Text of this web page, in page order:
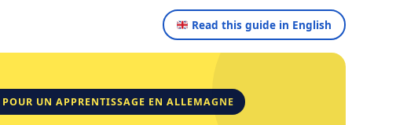
Read this guide in English
UN APPRENTISSAGE EN ALLEMAGNE